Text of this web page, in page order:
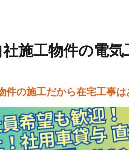
社施工物件の電
件の施工だから在宅工事